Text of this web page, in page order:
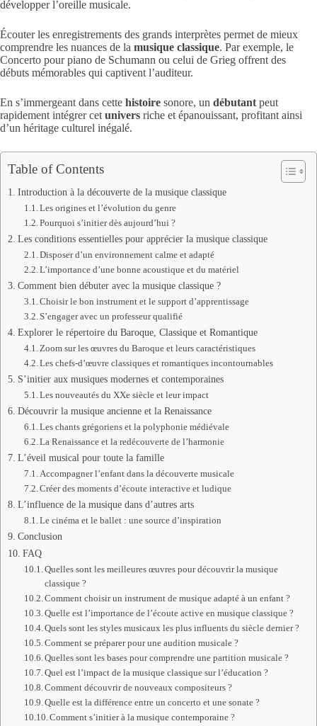
développer l’oreille musicale.
Écouter les enregistrements des grands interprètes permet de mieux
comprendre les nuances de la musique classique. Par exemple, le
Concerto pour piano de Schumann ou celui de Grieg offrent des
débuts mémorables qui captivent l’auditeur.
En s’immergeant dans cette histoire sonore, un débutant peut
rapidement intégrer cet univers riche et épanouissant, profitant ainsi
d’un héritage culturel inégalé.
Table of Contents
Introduction à la découverte de la musique classique
Les origines et l’évolution du genre
Pourquoi s’initier dès aujourd’hui ?
Les conditions essentielles pour apprécier la musique classique
Disposer d’un environnement calme et adapté
L’importance d’une bonne acoustique et du matériel
Comment bien débuter avec la musique classique ?
Choisir le bon instrument et le support d’apprentissage
S’engager avec un professeur qualifié
Explorer le répertoire du Baroque, Classique et Romantique
Zoom sur les œuvres du Baroque et leurs caractéristiques
Les chefs-d’œuvre classiques et romantiques incontournables
S’initier aux musiques modernes et contemporaines
Les nouveautés du XXe siècle et leur impact
Découvrir la musique ancienne et la Renaissance
Les chants grégoriens et la polyphonie médiévale
La Renaissance et la redécouverte de l’harmonie
L’éveil musical pour toute la famille
Accompagner l’enfant dans la découverte musicale
Créer des moments d’écoute interactive et ludique
L’influence de la musique dans d’autres arts
Le cinéma et le ballet : une source d’inspiration
Conclusion
FAQ
Quelles sont les meilleures œuvres pour découvrir la musique
classique ?
Comment choisir un instrument de musique adapté à un enfant ?
Quelle est l’importance de l’écoute active en musique classique ?
Quels sont les styles musicaux les plus influents du siècle dernier ?
Comment se préparer pour une audition musicale ?
Quelles sont les bases pour comprendre une partition musicale ?
Quel est l’impact de la musique classique sur l’éducation ?
Comment découvrir de nouveaux compositeurs ?
Quelle est la différence entre un concerto et une sonate ?
Comment s’initier à la musique contemporaine ?